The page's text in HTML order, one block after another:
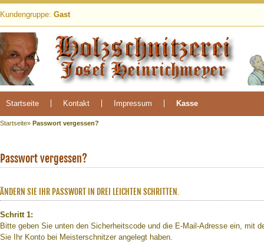
Kundengruppe: Gast
Startseite Kontakt Impressum Kasse
Startseite» Passwort vergessen?
Passwort vergessen?
ÄNDERN SIE IHR PASSWORT IN DREI LEICHTEN SCHRITTEN.
Schritt 1:
Bitte geben Sie unten den Sicherheitscode und die E-Mail-Adresse ein, mit
Sie Ihr Konto bei Meisterschnitzer angelegt haben.